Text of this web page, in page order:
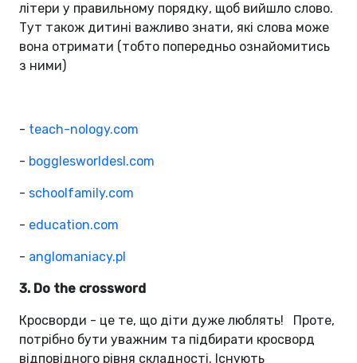
літери у правильному порядку, щоб вийшло слово.
Тут також дитині важливо знати, які слова може
вона отримати (тобто попередньо ознайомитись
з ними)
- teach-nology.com
- bogglesworldesl.com
- schoolfamily.com
- education.com
- anglomaniacy.pl
3. Do the crossword
Кросворди - це те, що діти дуже люблять! Проте,
потрібно бути уважним та підбирати кросворд
відповідного рівня складності. Існують